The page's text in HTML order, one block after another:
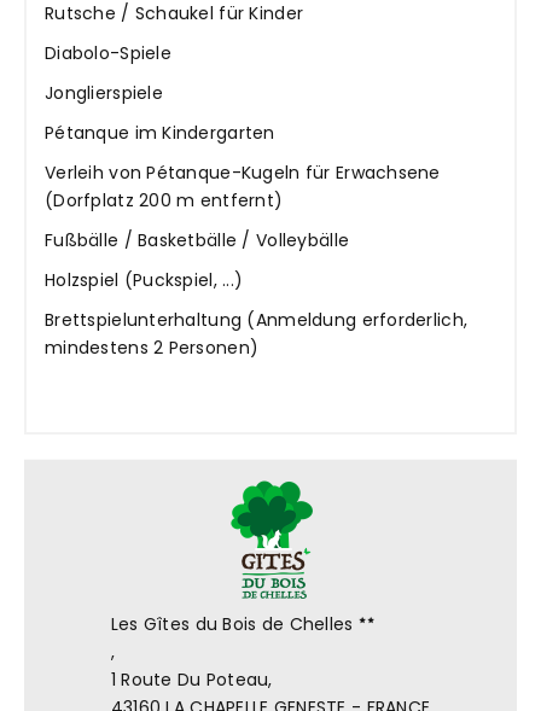
Rutsche / Schaukel für Kinder
Diabolo-Spiele
Jonglierspiele
Pétanque im Kindergarten
Verleih von Pétanque-Kugeln für Erwachsene
(Dorfplatz 200 m entfernt)
Fußbälle / Basketbälle / Volleybälle
Holzspiel (Puckspiel, ...)
Brettspielunterhaltung (Anmeldung erforderlich,
mindestens 2 Personen)
Les Gîtes du Bois de Chelles
,
1 Route Du Poteau,